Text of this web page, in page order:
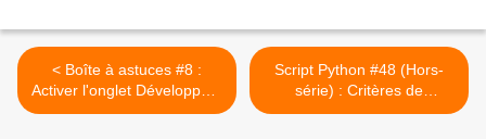
< Boîte à astuces #8 :
Activer l'onglet Développeur
sous Word
Script Python #48 (Hors-
série) : Critères de
divisibilité par 13 (version 2)